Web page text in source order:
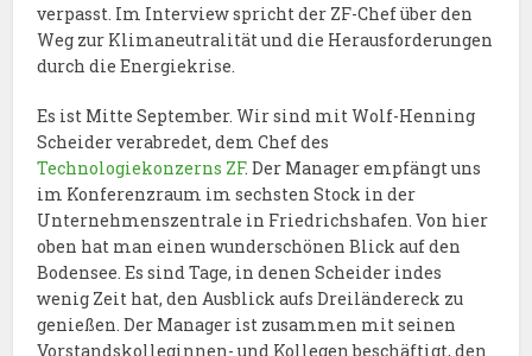
verpasst. Im Interview spricht der ZF-Chef über den
Weg zur Klimaneutralität und die Herausforderungen
durch die Energiekrise.
Es ist Mitte September. Wir sind mit Wolf-Henning
Scheider verabredet, dem Chef des
Technologiekonzerns ZF. Der Manager empfängt uns
im Konferenzraum im sechsten Stock in der
Unternehmenszentrale in Friedrichshafen. Von hier
oben hat man einen wunderschönen Blick auf den
Bodensee. Es sind Tage, in denen Scheider indes
wenig Zeit hat, den Ausblick aufs Dreiländereck zu
genießen. Der Manager ist zusammen mit seinen
Vorstandskolleginnen- und Kollegen beschäftigt, den